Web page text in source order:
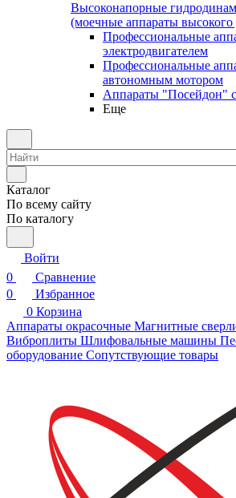
Высоконапорные
(моечные аппараты высокого
Профессиональные
электродвигателем
Профессиональные
автономным мотором
Аппараты "Посейдон"
Еще
Каталог
По всему сайту
По каталогу
Войти
0
Сравнение
0
Избранное
0 Корзина
Аппараты окрасочные Магнитные
Виброплиты Шлифовальные машины
оборудование Сопутствующие товары